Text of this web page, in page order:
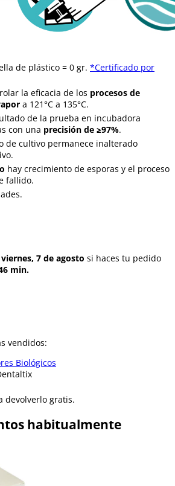
de plástico = 0 gr. *Certificado por
la eficacia de los procesos de
a 121°C a 135°C.
de la prueba en incubadora
con una precisión de ≥97%.
de cultivo permanece inalterado
hay crecimiento de esporas y el proceso
fallido.
7 de agosto si haces tu pedido
min.
vendidos:
Biológicos
devolverlo gratis.
habitualmente